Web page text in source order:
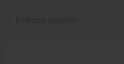
← Entrada anterior